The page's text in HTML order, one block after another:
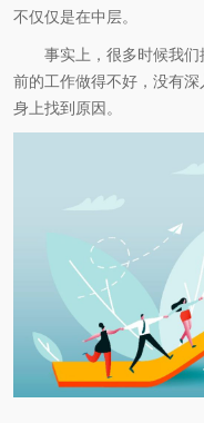
不仅仅是在中层。
事实上，很多时候我
前的工作做得不好，没有
身上找到原因。